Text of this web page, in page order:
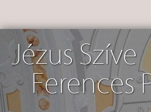
Jézus Szíve
Ferences